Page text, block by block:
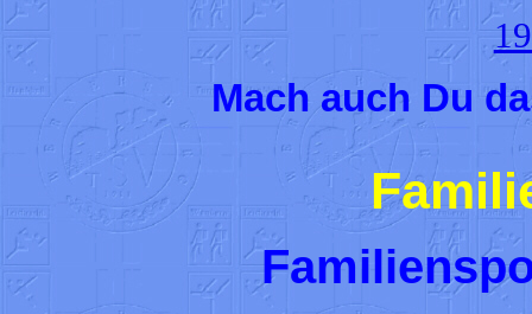
Mach auch Du